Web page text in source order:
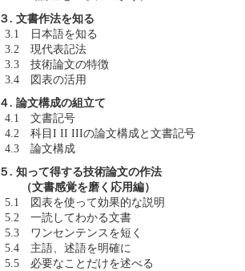
３. 文書作法を知る
3.1 日本語を知る
3.2 現代表記法
3.3 技術論文の特徴
3.4 図表の活用
４. 論文構成の組立て
4.1 文書記号
4.2 科目I II IIIの論文構成と文書記号
4.3 論文構成
５. 知って得する技術論文の作法
（文書感覚を磨く応用編）
5.1 図表を使って効果的な説明
5.2 一読してわかる文書
5.3 ワンセンテンスを短く
5.4 主語、述語を明確に
5.5 必要なことだけを述べる